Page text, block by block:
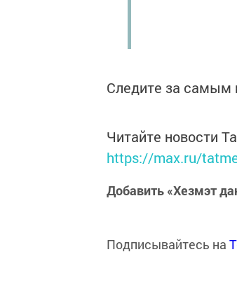
Следите за
Читайте новости
https://max.ru/
Добавить «Хезмэт
Подписывайтесь на